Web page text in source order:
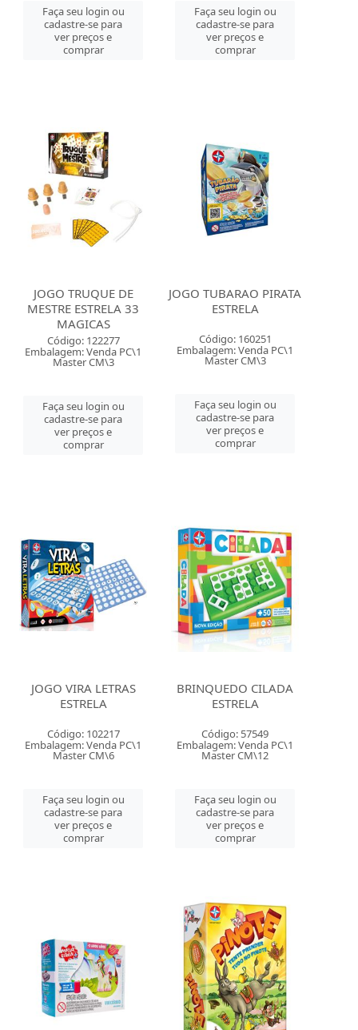
Faça seu login ou
cadastre-se para
ver preços e
comprar
Faça seu login ou
cadastre-se para
ver preços e
comprar
JOGO TRUQUE DE
MESTRE ESTRELA 33
MAGICAS
Código: 122277
Embalagem: Venda PC\1
Master CM\3
Faça seu login ou
cadastre-se para
ver preços e
comprar
JOGO TUBARAO PIRATA
ESTRELA
Código: 160251
Embalagem: Venda PC\1
Master CM\3
Faça seu login ou
cadastre-se para
ver preços e
comprar
JOGO VIRA LETRAS
ESTRELA
Código: 102217
Embalagem: Venda PC\1
Master CM\6
Faça seu login ou
cadastre-se para
ver preços e
comprar
BRINQUEDO CILADA
ESTRELA
Código: 57549
Embalagem: Venda PC\1
Master CM\12
Faça seu login ou
cadastre-se para
ver preços e
comprar